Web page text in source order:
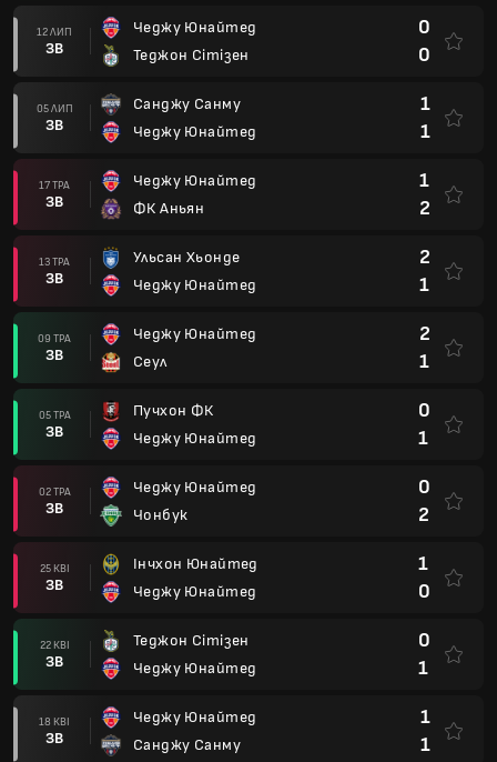
12 ЛИП
ЗВ
Чеджу Юнайтед
Теджон Сітізен
0
0
05 ЛИП
ЗВ
Санджу Санму
Чеджу Юнайтед
1
1
17 ТРА
ЗВ
Чеджу Юнайтед
ФК Аньян
1
2
13 ТРА
ЗВ
Ульсан Хьонде
Чеджу Юнайтед
2
1
09 ТРА
ЗВ
Чеджу Юнайтед
Сеул
2
1
05 ТРА
ЗВ
Пучхон ФК
Чеджу Юнайтед
0
1
02 ТРА
ЗВ
Чеджу Юнайтед
Чонбук
0
2
25 КВІ
ЗВ
Інчхон Юнайтед
Чеджу Юнайтед
1
0
22 КВІ
ЗВ
Теджон Сітізен
Чеджу Юнайтед
0
1
18 КВІ
ЗВ
Чеджу Юнайтед
Санджу Санму
1
1